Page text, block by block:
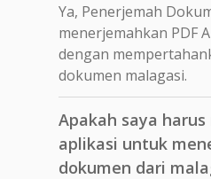
Ya, Penerjemah
menerjemahkan PDF
dengan
dokumen malagasi.
Apakah saya
aplikasi untuk
dokumen dari